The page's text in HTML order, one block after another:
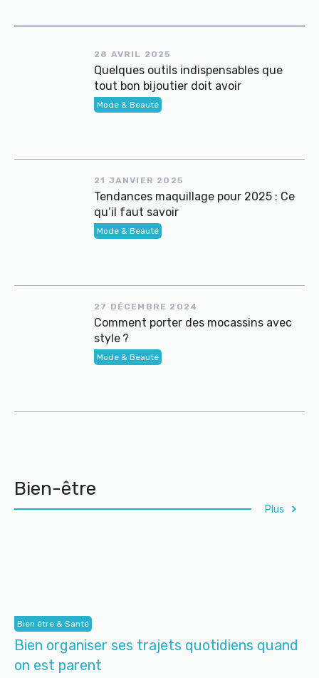
28 AVRIL 2025
Quelques outils indispensables que
tout bon bijoutier doit avoir
Mode & Beauté
21 JANVIER 2025
Tendances maquillage pour 2025 : Ce
qu’il faut savoir
Mode & Beauté
27 DÉCEMBRE 2024
Comment porter des mocassins avec
style ?
Mode & Beauté
Bien-être
Plus
Bien être & Santé
Bien organiser ses trajets quotidiens quand
on est parent